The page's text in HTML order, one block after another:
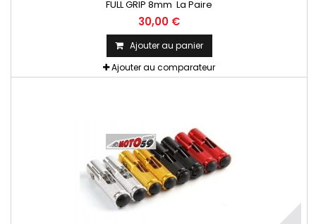
FULL GRIP 8mm La Paire
30,00 €
Ajouter au panier
Ajouter au comparateur